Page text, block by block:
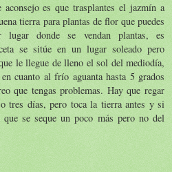
es que trasplantes el jazmín a
tierra para plantas de flor que puedes
lugar donde se vendan plantas, es
se sitúe en un lugar soleado pero
le llegue de lleno el sol del mediodía,
cuanto al frío aguanta hasta 5 grados
que tengas problemas. Hay que regar
tres días, pero toca la tierra antes y si
que se seque un poco más pero no del